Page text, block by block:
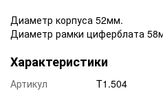
Диаметр корпуса 52мм.
Диаметр рамки циферблата
Характеристики
Артикул
T1.504